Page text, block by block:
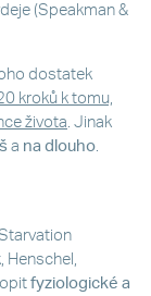
(Speakman &
dostatek
kroků k tomu,
života . Jinak
a na dlouho
Henschel,
fyziologické a